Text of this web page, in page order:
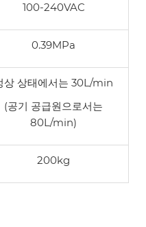
100-240VAC
0.39MPa
상 상태에서는 30L/min
(공기 공급원으로서는
80L/min)
200kg